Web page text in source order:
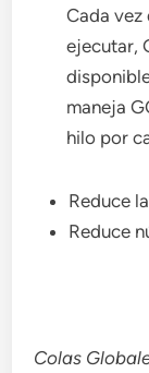
Cada vez
ejecutar,
maneja
hilo por
Reduce
Reduce
Colas